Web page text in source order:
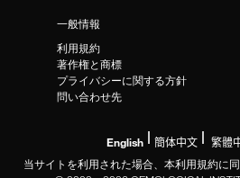
一般情報
利用規約
著作権と商標
プライバシーに関する方針
問い合わせ先
English 簡体中文 繁體
当サイトを利用された場合、本利用規約に